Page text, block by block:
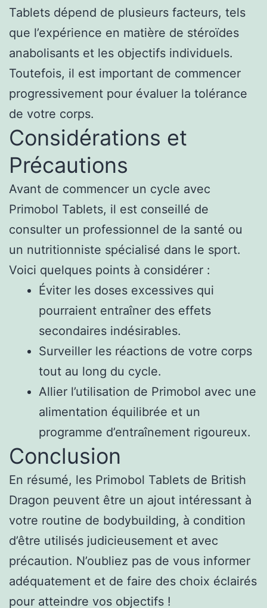
Tablets dépend de plusieurs facteurs, tels
que l’expérience en matière de stéroïdes
anabolisants et les objectifs individuels.
Toutefois, il est important de commencer
progressivement pour évaluer la tolérance
de votre corps.
Considérations et
Précautions
Avant de commencer un cycle avec
Primobol Tablets, il est conseillé de
consulter un professionnel de la santé ou
un nutritionniste spécialisé dans le sport.
Voici quelques points à considérer :
Éviter les doses excessives qui
pourraient entraîner des effets
secondaires indésirables.
Surveiller les réactions de votre corps
tout au long du cycle.
Allier l’utilisation de Primobol avec une
alimentation équilibrée et un
programme d’entraînement rigoureux.
Conclusion
En résumé, les Primobol Tablets de British
Dragon peuvent être un ajout intéressant à
votre routine de bodybuilding, à condition
d’être utilisés judicieusement et avec
précaution. N’oubliez pas de vous informer
adéquatement et de faire des choix éclairés
pour atteindre vos objectifs !